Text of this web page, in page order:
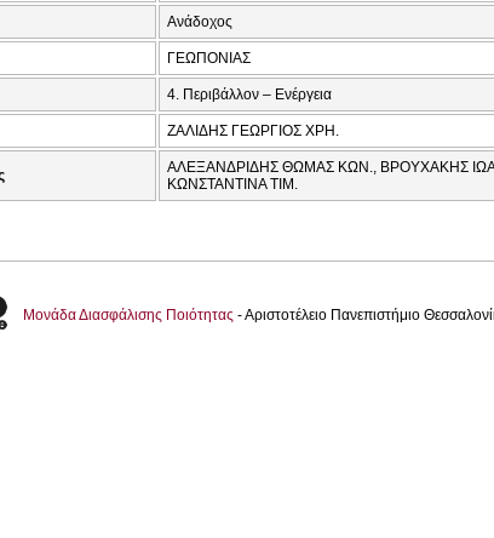
Ανάδοχος
ΓΕΩΠΟΝΙΑΣ
4. Περιβάλλον – Ενέργεια
ΖΑΛΙΔΗΣ ΓΕΩΡΓΙΟΣ ΧΡΗ.
ΑΛΕΞΑΝΔΡΙΔΗΣ ΘΩΜΑΣ ΚΩΝ., ΒΡΟΥΧΑΚΗΣ
ΚΩΝΣΤΑΝΤΙΝΑ ΤΙΜ.
Μονάδα Διασφάλισης Ποιότητας - Αριστοτέλειο Πανεπιστήμιο